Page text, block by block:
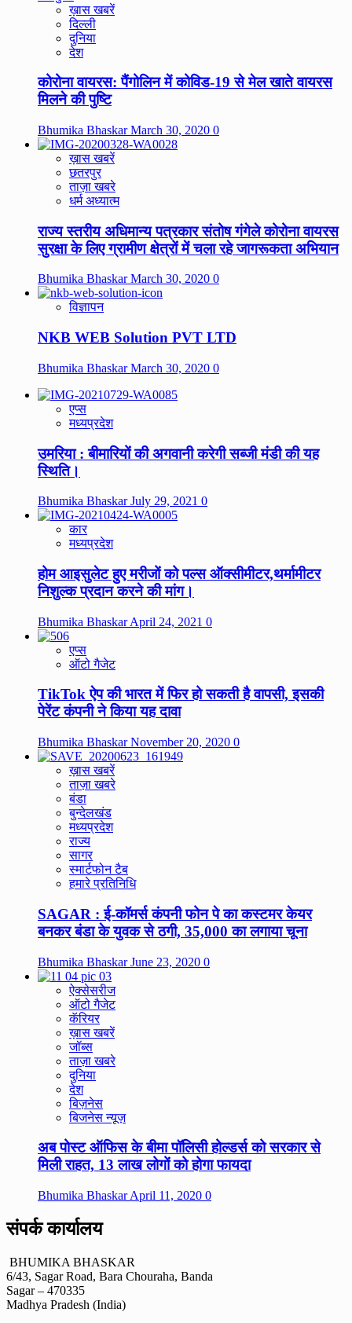
ख़ास खबरें
दिल्ली
दुनिया
देश
कोरोना वायरस: पैंगोलिन में कोविड-19 से मेल खाते वायरस
मिलने की पुष्टि
Bhumika BhaskarMarch 30, 2020 0
ख़ास खबरें
छतरपुर
ताज़ा खबरे
धर्म अध्यात्म
राज्य स्तरीय अधिमान्य पत्रकार संतोष गंगेले कोरोना वायरस
सुरक्षा के लिए ग्रामीण क्षेत्रों में चला रहे जागरूकता अभियान
Bhumika BhaskarMarch 30, 2020 0
विज्ञापन
NKB WEB Solution PVT LTD
Bhumika BhaskarMarch 30, 2020 0
एप्स
मध्यप्रदेश
उमरिया : बीमारियों की अगवानी करेगी सब्जी मंडी की यह
स्थिति।
Bhumika BhaskarJuly 29, 2021 0
कार
मध्यप्रदेश
होम आइसुलेट हुए मरीजों को पल्स ऑक्सीमीटर,थर्मामीटर
निशुल्क प्रदान करने की मांग।
Bhumika BhaskarApril 24, 2021 0
एप्स
ऑटो गैजेट
TikTok ऐप की भारत में फिर हो सकती है वापसी, इसकी
पेरेंट कंपनी ने किया यह दावा
Bhumika BhaskarNovember 20, 2020 0
ख़ास खबरें
ताज़ा खबरे
बंडा
बुन्देलखंड
मध्यप्रदेश
राज्य
सागर
स्मार्टफोन टैब
हमारे प्रतिनिधि
SAGAR : ई-कॉमर्स कंपनी फोन पे का कस्टमर केयर
बनकर बंडा के युवक से ठगी, 35,000 का लगाया चूना
Bhumika BhaskarJune 23, 2020 0
ऐक्सेसरीज
ऑटो गैजेट
कॅरियर
ख़ास खबरें
जॉब्स
ताज़ा खबरे
दुनिया
देश
बिज़नेस
बिजनेस न्यूज़
अब पोस्ट ऑफिस के बीमा पॉलिसी होल्डर्स को सरकार से
मिली राहत, 13 लाख लोगों को होगा फायदा
Bhumika BhaskarApril 11, 2020 0
संपर्क कार्यालय
BHUMIKA BHASKAR
6/43, Sagar Road, Bara Chouraha, Banda
Sagar – 470335
Madhya Pradesh (India)